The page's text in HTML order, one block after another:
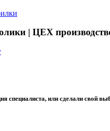
| ЦЕХ
специалиста, или сделали свой